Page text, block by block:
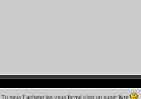
Tu peux l' acheter les yeux fermé c'est un super livre